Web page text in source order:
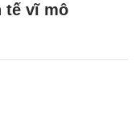
tế vĩ mô